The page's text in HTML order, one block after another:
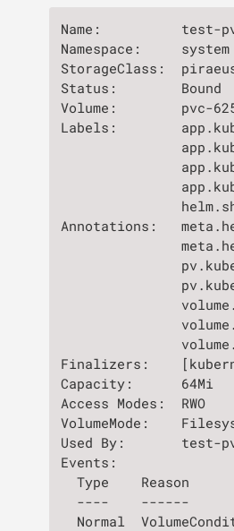
Name:          test-
Namespace:     system
StorageClass:
Status:        Bound
Volume:        pvc-
Labels:
Annotations:
Finalizers:
Capacity:      64Mi
Access Modes:  RWO
VolumeMode:
Used By:       test-
Events:
Type    Reason
----    ------
Normal